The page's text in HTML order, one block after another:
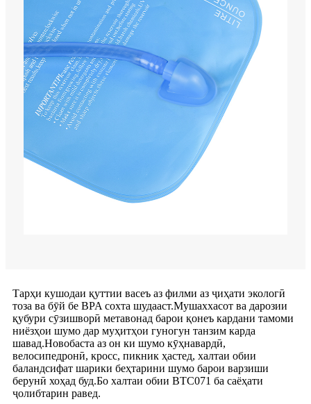
Тарҳи кушодаи қуттии васеъ аз филми аз ҷиҳати экологӣ
тоза ва бӯй бе BPA сохта шудааст.Мушаххасот ва дарозии
қубури сӯзишворӣ метавонад барои қонеъ кардани тамоми
ниёзҳои шумо дар муҳитҳои гуногун танзим карда
шавад.Новобаста аз он ки шумо кӯҳнавардӣ,
велосипедронӣ, кросс, пикник ҳастед, халтаи обии
баландсифат шарики беҳтарини шумо барои варзиши
берунӣ хоҳад буд.Бо халтаи обии BTC071 ба саёҳати
ҷолибтарин равед.